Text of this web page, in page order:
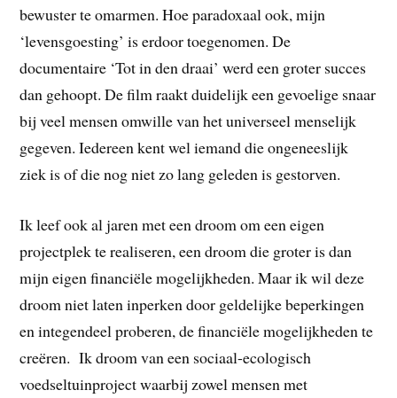
bewuster te omarmen. Hoe paradoxaal ook, mijn
‘levensgoesting’ is erdoor toegenomen. De
documentaire ‘Tot in den draai’ werd een groter succes
dan gehoopt. De film raakt duidelijk een gevoelige snaar
bij veel mensen omwille van het universeel menselijk
gegeven. Iedereen kent wel iemand die ongeneeslijk
ziek is of die nog niet zo lang geleden is gestorven.
Ik leef ook al jaren met een droom om een eigen
projectplek te realiseren, een droom die groter is dan
mijn eigen financiële mogelijkheden. Maar ik wil deze
droom niet laten inperken door geldelijke beperkingen
en integendeel proberen, de financiële mogelijkheden te
creëren. Ik droom van een sociaal-ecologisch
voedseltuinproject waarbij zowel mensen met